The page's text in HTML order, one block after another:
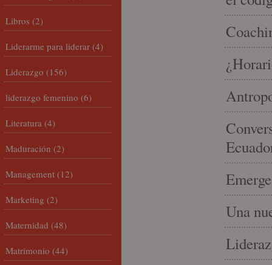
Una
Libros (2)
Liderarme para liderar (4)
Liderazgo (156)
liderazgo femenino (6)
Literatura (4)
Maduración (2)
Management (12)
Marketing (2)
Maternidad (48)
Matrimonio (44)